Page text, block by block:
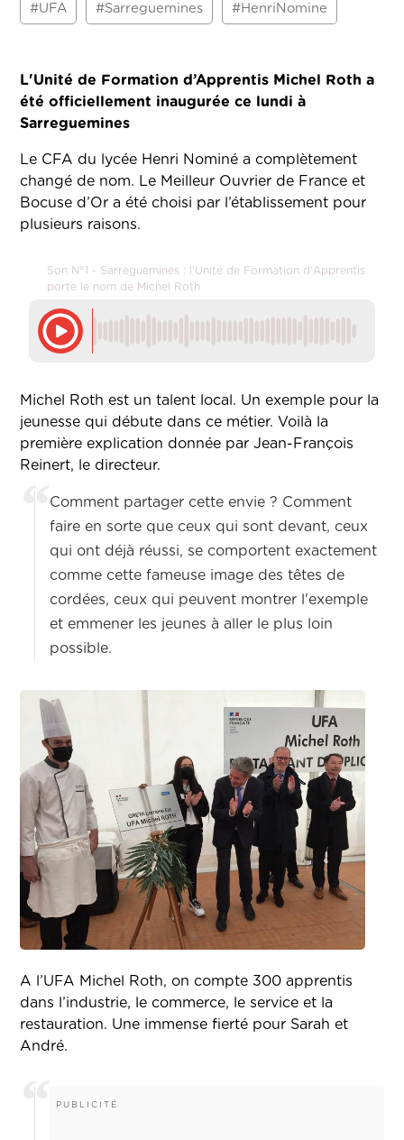
#UFA #Sarreguemines #HenriNomine
L'Unité de Formation d’Apprentis Michel Roth a
été officiellement inaugurée ce lundi à
Sarreguemines
Le CFA du lycée Henri Nominé a complètement
changé de nom. Le Meilleur Ouvrier de France et
Bocuse d’Or a été choisi par l’établissement pour
plusieurs raisons.
Son N°1 - Sarreguemines : l'Unité de Formation d'Apprentis
porte le nom de Michel Roth
Michel Roth est un talent local. Un exemple pour la
jeunesse qui débute dans ce métier. Voilà la
première explication donnée par Jean-François
Reinert, le directeur.
Comment partager cette envie ? Comment
faire en sorte que ceux qui sont devant, ceux
qui ont déjà réussi, se comportent exactement
comme cette fameuse image des têtes de
cordées, ceux qui peuvent montrer l'exemple
et emmener les jeunes à aller le plus loin
possible.
A l’UFA Michel Roth, on compte 300 apprentis
dans l’industrie, le commerce, le service et la
restauration. Une immense fierté pour Sarah et
André.